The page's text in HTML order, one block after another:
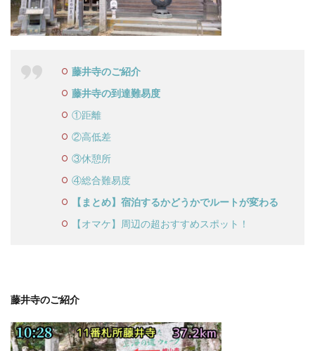
藤井寺のご紹介
藤井寺の到達難易度
①距離
②高低差
③休憩所
④総合難易度
【まとめ】宿泊するかどうかでルートが変わる
【オマケ】周辺の超おすすめスポット！
藤井寺のご紹介